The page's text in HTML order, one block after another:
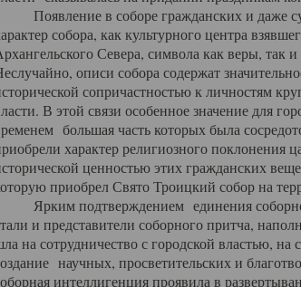
Появление в соборе гражданских и даже
собора, как культурного центра
Севера, символа как веры, так
описи собора содержат
сопричастностью к личностям
В этой связи особенное значение для
большая часть которых была
характер религиозного поклонения
ценностью этих гражданских
приобрел Свято Троицкий собор на
Ярким подтверждением единения
и представители соборного притча,
на сотрудничество с городской властью,
научных, просветительских и
интеллигенция проявила в